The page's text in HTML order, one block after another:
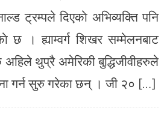
ट्रम्पले दिएकाे अभिव्यक्ति पनि
। ह्याम्वर्ग शिखर सम्मेलनबाट
थुप्रै अमेरिकी बुद्धिजीवीहरुले
गर्न सुरु गरेका छन् । जी २० […]